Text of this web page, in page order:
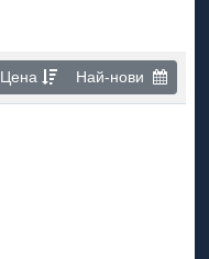
Цена Най-нови